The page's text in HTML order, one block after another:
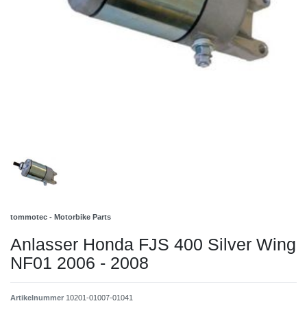
tommotec - Motorbike Parts
Anlasser Honda FJS 400 Silver Wing
NF01 2006 - 2008
Artikelnummer 10201-01007-01041